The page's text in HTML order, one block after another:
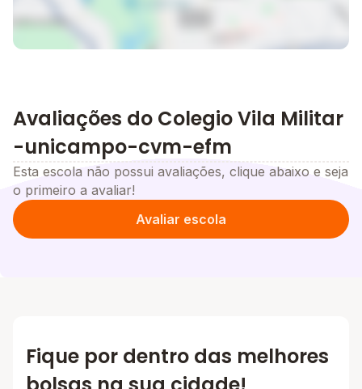
Avaliações do Colegio Vila Militar
-unicampo-cvm-efm
Esta escola não possui avaliações, clique abaixo e seja
o primeiro a avaliar!
Avaliar escola
Fique por dentro das melhores